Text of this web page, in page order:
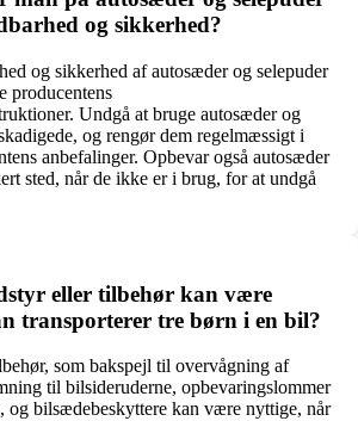
og sikkerhed?
og sikkerhed af autosæder og selepuder
producentens
Undgå at bruge autosæder og
og rengør dem regelmæssigt i
anbefalinger. Opbevar også autosæder
sted, når de ikke er i brug, for at undgå
eller tilbehør kan være
transporterer tre børn i en bil?
som bakspejl til overvågning af
til bilsideruderne, opbevaringslommer
og bilsædebeskyttere kan være nyttige, når